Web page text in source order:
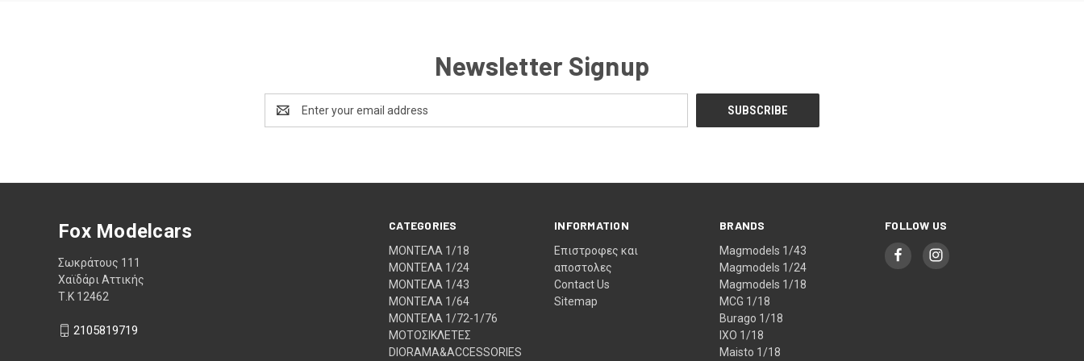
Newsletter Signup
Address
CATEGORIES
ΜΟΝΤΕΛΑ 1/18
ΜΟΝΤΕΛΑ 1/24
ΜΟΝΤΕΛΑ 1/43
ΜΟΝΤΕΛΑ 1/64
ΜΟΝΤΕΛΑ 1/72-1/76
ΜΟΤΟΣΙΚΛΕΤΕΣ
DIORAMA&ACCESSORIES
INFORMATION
Eπιστροφες και
αποστολες
Contact Us
Sitemap
BRANDS
Magmodels 1/43
Magmodels 1/24
Magmodels 1/18
MCG 1/18
Burago 1/18
IXO 1/18
Maisto 1/18
FOLLOW US
Fox Modelcars
Σωκράτους 111
Χαϊδάρι Αττικής
Τ.Κ 12462
2105819719